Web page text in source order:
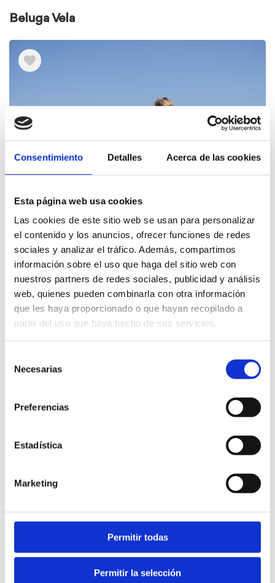
Consentimiento Detalles Acerca de las cookies
Esta página web usa cookies
Las cookies de este sitio web se usan para personalizar
el contenido y los anuncios, ofrecer funciones de redes
sociales y analizar el tráfico. Además, compartimos
información sobre el uso que haga del sitio web con
nuestros partners de redes sociales, publicidad y análisis
web, quienes pueden combinarla con otra información
que les haya proporcionado o que hayan recopilado a
partir del uso que haya hecho de sus servicios.
Necesarias
Preferencias
Estadística
Marketing
Permitir todas
Permitir la selección
Beluga Vela
Costa Blanca Kiteschool